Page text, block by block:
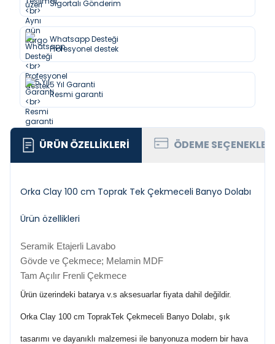
Sigortalı Gönderim
Whatsapp Desteği
Profesyonel destek
5 Yıl Garanti
Resmi garanti
ÜRÜN ÖZELLIKLERI ÖDEME
Orka Clay 100 cm Toprak Tek Çekmeceli Banyo Dolabı
Ürün özellikleri
Seramik Etajerli Lavabo
Gövde ve Çekmece; Melamin MDF
Tam Açılır Frenli Çekmece
Ürün üzerindeki batarya v.s aksesuarlar fiyata dahil değildir.
Orka Clay 100 cm ToprakTek Çekmeceli Banyo Dolabı, şık
tasarımı ve dayanıklı malzemesi ile banyonuza modern bir hava